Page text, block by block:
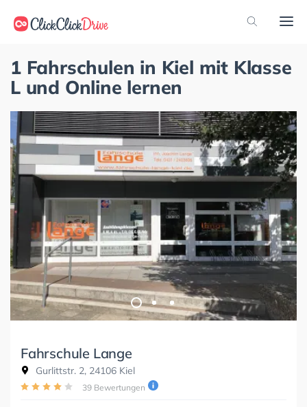
1 Fahrschulen in Kiel mit Klasse
L und Online lernen
Fahrschule Lange
Gurlittstr. 2, 24106 Kiel
39 Bewertungen